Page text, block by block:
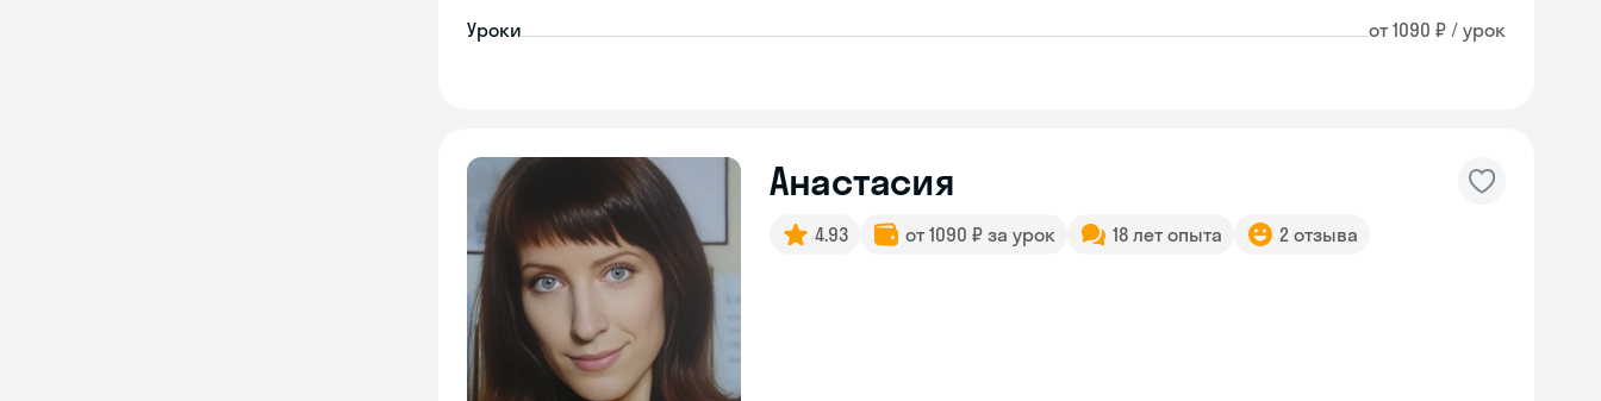
Уроки от 1090 ₽ / урок
Анастасия
4.93 от 1090 ₽ за урок 18 лет опыта 2 отзыва